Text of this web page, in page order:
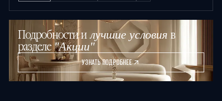
Подробности илучшие условия в
разделе"Акции"
УЗНАТЬ ПОДРОБНЕЕ